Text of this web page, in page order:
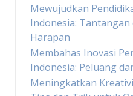
Mewujudkan
Indonesia: Tantangan
Harapan
Membahas Inovasi
Indonesia: Peluang
Meningkatkan